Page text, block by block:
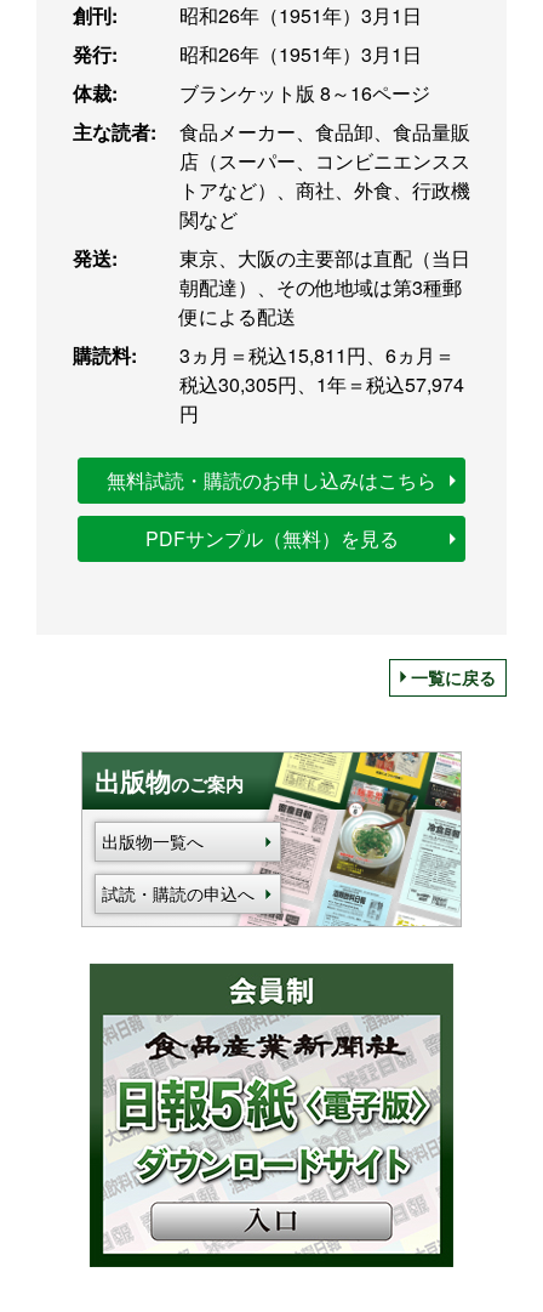
創刊:
昭和26年（1951年）3月1日
発行:
昭和26年（1951年）3月1日
体裁:
ブランケット版 8～16ページ
主な読者:
食品メーカー、食品卸、食品量販
店（スーパー、コンビニエンスス
トアなど）、商社、外食、行政機
関など
発送:
東京、大阪の主要部は直配（当日
朝配達）、その他地域は第3種郵
便による配送
購読料:
3ヵ月＝税込15,811円、6ヵ月＝
税込30,305円、1年＝税込57,974
円
無料試読・購読のお申し込みはこちら
PDFサンプル（無料）を見る
一覧に戻る
出版物のご案内
出版物一覧へ
試読・購読の申込へ